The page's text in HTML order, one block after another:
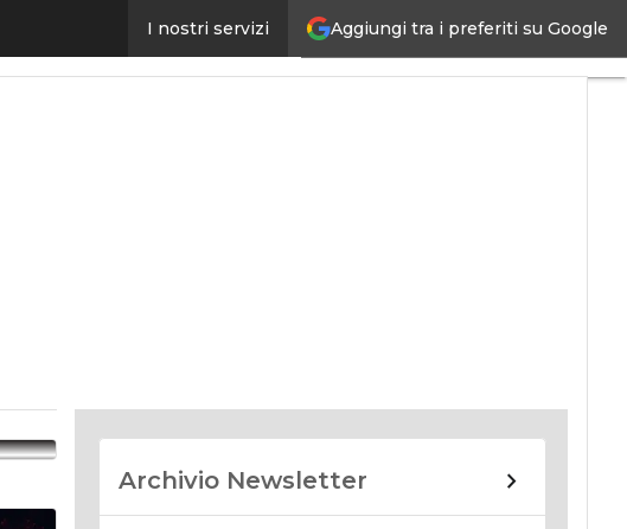
Aggiungi tra i preferiti su Google
I nostri servizi
Archivio Newsletter